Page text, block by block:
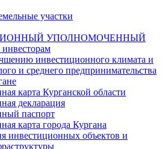
участки
УПОЛНОМОЧЕННЫЙ
инвестиционного климата и
и среднего предпринимательства
карта Курганской области
декларация
паспорт
карта города Кургана
инвестиционных объектов и